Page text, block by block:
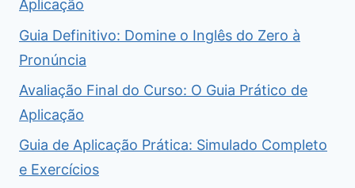
Aplicação
Guia Definitivo: Domine o Inglês do Zero à
Pronúncia
Avaliação Final do Curso: O Guia Prático de
Aplicação
Guia de Aplicação Prática: Simulado Completo
e Exercícios